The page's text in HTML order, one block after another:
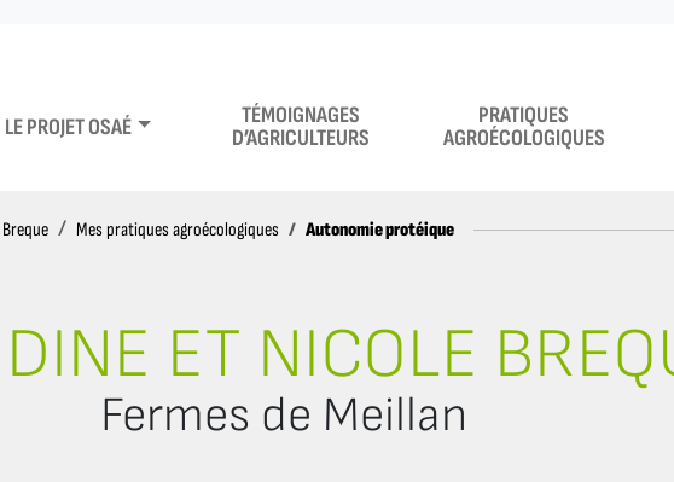
LE PROJET OSAÉ
TÉMOIGNAGES
D’AGRICULTEURS
PRATIQUES
AGROÉCOLOGIQUES
Mes pratiques agroécologiques Autonomie protéique
ET NICOLE
Fermes de Meillan